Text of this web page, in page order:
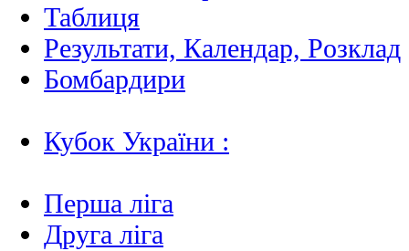
Таблиця
Результати, Календар, Poзклад
Бомбардири
Кубок України :
Перша ліга
Друга ліга